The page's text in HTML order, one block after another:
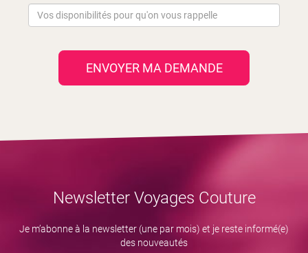
ENVOYER MA DEMANDE
Newsletter Voyages Couture
Je m’abonne à la newsletter (une par mois) et je reste informé(e)
des nouveautés